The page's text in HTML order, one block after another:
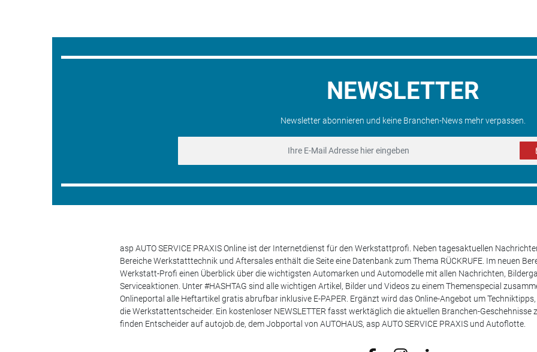
NEWSLETTER
Newsletter abonnieren und keine Branchen-News mehr verpassen.
asp AUTO SERVICE PRAXIS Online ist der Internetdienst für den Werkstattprofi. Neben tagesaktuellen
Bereiche Werkstatttechnik und Aftersales enthält die Seite eine Datenbank zum Thema RÜCKRUFE. Im neuen
Werkstatt-Profi einen Überblick über die wichtigsten Automarken und Automodelle mit allen Nachrichten,
Serviceaktionen. Unter #HASHTAG sind alle wichtigen Artikel, Bilder und Videos zu einem Themenspecial
Onlineportal alle Heftartikel gratis abrufbar inklusive E-PAPER. Ergänzt wird das Online-Angebot um
die Werkstattentscheider. Ein kostenloser NEWSLETTER fasst werktäglich die aktuellen Branchen-Geschehnisse
finden Entscheider auf autojob.de, dem Jobportal von AUTOHAUS, asp AUTO SERVICE PRAXIS und Autoflotte.